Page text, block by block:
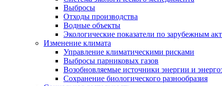
Выбросы
Отходы производства
Водные объекты
Экологические показатели по зарубежным
Изменение климата
Управление климатическими рисками
Выбросы парниковых газов
Возобновляемые источники энергии и
Сохранение биологического разнообразия